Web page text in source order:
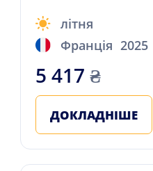
літня
Франція 2025
5 417 ₴
ДОКЛАДНІШЕ